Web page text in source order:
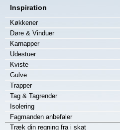
Inspiration
Køkkener
Døre & Vinduer
Karnapper
Udestuer
Kviste
Gulve
Trapper
Tag & Tagrender
Isolering
Fagmanden anbefaler
Træk din regning fra i skat